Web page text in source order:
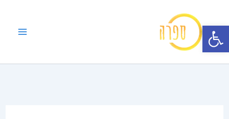
פתח סרגל נגישות
לתוכן